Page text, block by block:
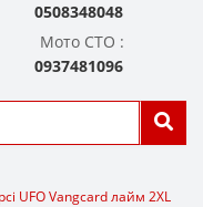
0508348048
Мото СТО :
0937481096
UFO Vangcard лайм 2XL